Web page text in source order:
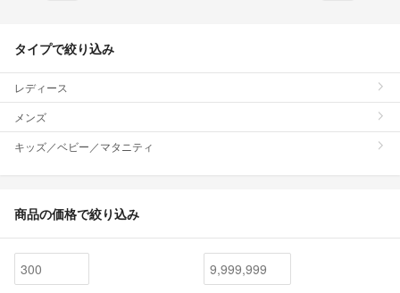
タイプで絞り込み
レディース
メンズ
キッズ／ベビー／マタニティ
商品の価格で絞り込み